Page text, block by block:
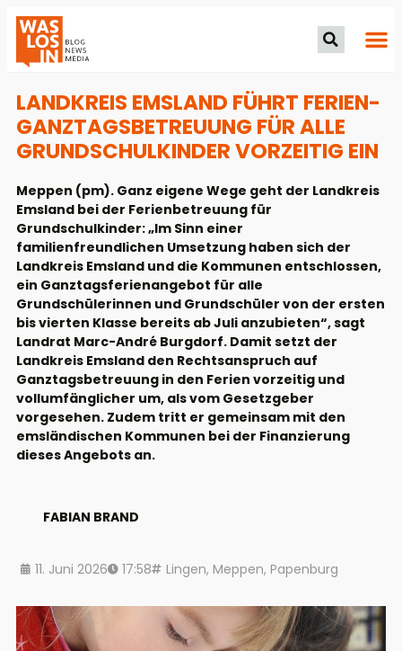
LANDKREIS EMSLAND FÜHRT FERIEN-
GANZTAGSBETREUUNG FÜR ALLE
GRUNDSCHULKINDER VORZEITIG EIN
Meppen (pm). Ganz eigene Wege geht der Landkreis
Emsland bei der Ferienbetreuung für
Grundschulkinder: „Im Sinn einer
familienfreundlichen Umsetzung haben sich der
Landkreis Emsland und die Kommunen entschlossen,
ein Ganztagsferienangebot für alle
Grundschülerinnen und Grundschüler von der ersten
bis vierten Klasse bereits ab Juli anzubieten“, sagt
Landrat Marc-André Burgdorf. Damit setzt der
Landkreis Emsland den Rechtsanspruch auf
Ganztagsbetreuung in den Ferien vorzeitig und
vollumfänglicher um, als vom Gesetzgeber
vorgesehen. Zudem tritt er gemeinsam mit den
emsländischen Kommunen bei der Finanzierung
dieses Angebots an.
FABIAN BRAND
11. Juni 2026 17:58 Lingen, Meppen, Papenburg